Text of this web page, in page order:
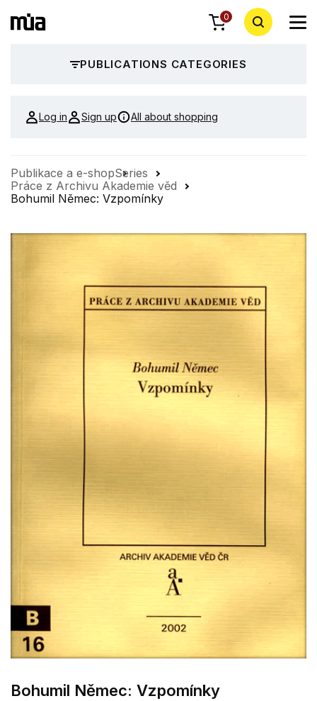
0
PUBLICATIONS CATEGORIES
Log in Sign up All about shopping
Publikace a e-shopSeries
Práce z Archivu Akademie věd
Bohumil Němec: Vzpomínky
Bohumil Němec: Vzpomínky